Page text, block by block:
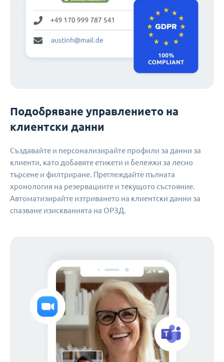
Подобряване управлението на
клиентски данни
Създавайте и персонализирайте профили за данни за
клиенти, като добавяте етикети и бележки за лесно
търсене и филтриране. Преглеждайте пълната
хронология на резервациите и текущото състояние.
Автоматизирайте изтриването на клиентски данни за
спазване изискванията на ОРЗД.